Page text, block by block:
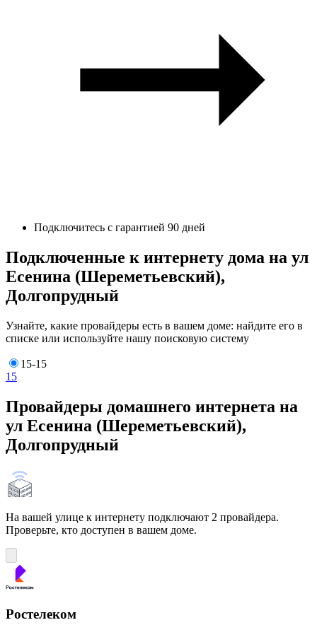
Подключитесь с гарантией 90 дней
Подключенные к интернету дома на ул
Есенина (Шереметьевский),
Долгопрудный
Узнайте, какие провайдеры есть в вашем доме: найдите его в
списке или используйте нашу поисковую систему
15-15
15
Провайдеры домашнего интернета на
ул Есенина (Шереметьевский),
Долгопрудный
На вашей улице к интернету подключают 2 провайдера.
Проверьте, кто доступен в вашем доме.
Ростелеком